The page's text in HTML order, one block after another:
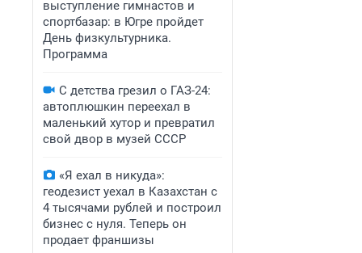
выступление гимнастов и
спортбазар: в Югре пройдет
День физкультурника.
Программа
С детства грезил о ГАЗ-24:
автоплюшкин переехал в
маленький хутор и превратил
свой двор в музей СССР
«Я ехал в никуда»:
геодезист уехал в Казахстан с
4 тысячами рублей и построил
бизнес с нуля. Теперь он
продает франшизы